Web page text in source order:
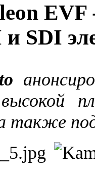
SDI
также